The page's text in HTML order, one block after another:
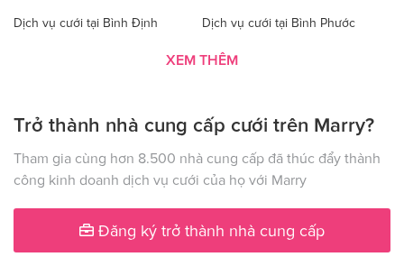
Dịch vụ cưới tại Bình Định Dịch vụ cưới tại Bình Phước
Dịch vụ cưới tại Bình Thuận Dịch vụ cưới tại Cà Mau
Dịch vụ cưới tại Hà Nội Dịch vụ cưới tại Đăk Nông
Dịch vụ cưới tại Điện Biên Dịch vụ cưới tại Đồng Nai
Dịch vụ cưới tại Đồng Tháp Dịch vụ cưới tại Gia Lai
Dịch vụ cưới tại Hà Giang Dịch vụ cưới tại Hà Nam
Dịch vụ cưới tại Hà Tây Dịch vụ cưới tại Hà Tĩnh
XEM THÊM
Trở thành nhà cung cấp cưới trên Marry?
Tham gia cùng hơn 8.500 nhà cung cấp đã thúc đẩy thành
công kinh doanh dịch vụ cưới của họ với Marry
Đăng ký trở thành nhà cung cấp